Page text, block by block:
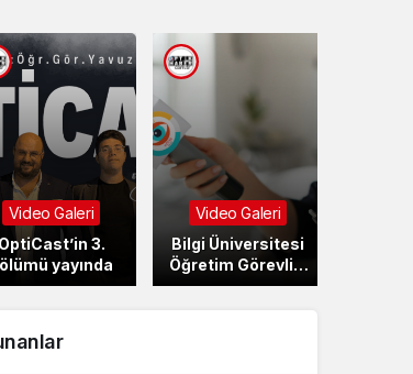
Video Galeri
OptiCast’in 3.
yayında
Video Galeri
Bilgi Üniversitesi
Öğretim Görevlisi
Begüm GENÇ